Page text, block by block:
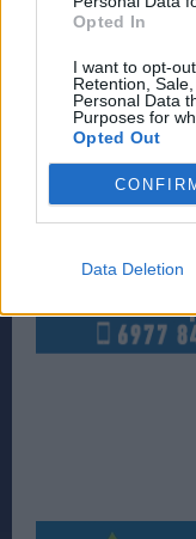
Opted In
I want to opt-
Retention,
Personal Data
Purposes for
Opted Out
Data Deletion